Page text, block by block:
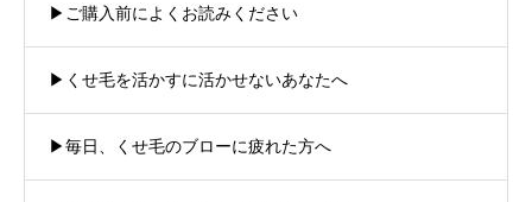
▶︎ご購入前によくお読みください
▶︎くせ毛を活かすに活かせないあなたへ
▶︎毎日、くせ毛のブローに疲れた方へ